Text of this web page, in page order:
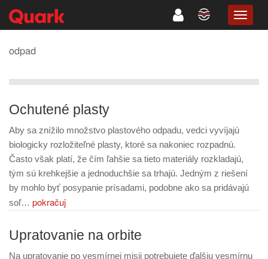
odpad
Ochutené plasty
Aby sa znížilo množstvo plastového odpadu, vedci vyvíjajú
biologicky rozložiteľné plasty, ktoré sa nakoniec rozpadnú.
Často však platí, že čím ľahšie sa tieto materiály rozkladajú,
tým sú krehkejšie a jednoduchšie sa trhajú. Jedným z riešení
by mohlo byť posypanie prísadami, podobne ako sa pridávajú
soľ… pokračuj
Upratovanie na orbite
Na upratovanie po vesmírnej misii potrebujete ďalšiu vesmírnu